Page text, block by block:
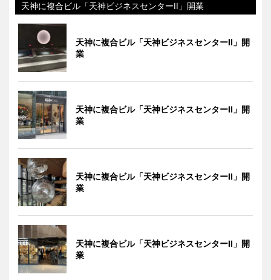
天神に複合ビル「天神ビジネスセンターII」開業
天神に複合ビル「天神ビジネスセンターII」開
業
天神に複合ビル「天神ビジネスセンターII」開
業
天神に複合ビル「天神ビジネスセンターII」開
業
天神に複合ビル「天神ビジネスセンターII」開
業